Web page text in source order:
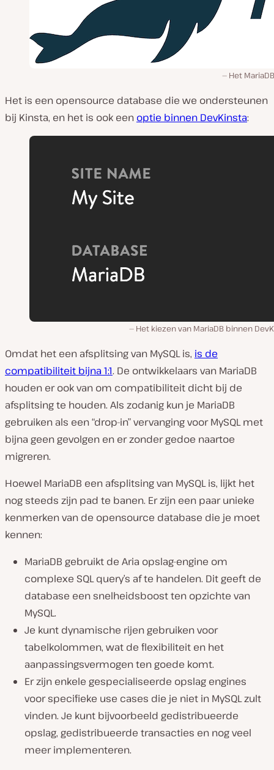
Het
Het is een opensource database die we ondersteunen
bij Kinsta, en het is ook een optie binnen DevKinsta:
Het kiezen van MariaDB binnen
Omdat het een afsplitsing van MySQL is, is de
compatibiliteit bijna 1:1. De ontwikkelaars van MariaDB
houden er ook van om compatibiliteit dicht bij de
afsplitsing te houden. Als zodanig kun je MariaDB
gebruiken als een “drop-in” vervanging voor MySQL met
bijna geen gevolgen en er zonder gedoe naartoe
migreren.
Hoewel MariaDB een afsplitsing van MySQL is, lijkt het
nog steeds zijn pad te banen. Er zijn een paar unieke
kenmerken van de opensource database die je moet
kennen:
MariaDB gebruikt de Aria opslag-engine om
complexe SQL query’s af te handelen. Dit geeft de
database een snelheidsboost ten opzichte van
MySQL.
Je kunt dynamische rijen gebruiken voor
tabelkolommen, wat de flexibiliteit en het
aanpassingsvermogen ten goede komt.
Er zijn enkele gespecialiseerde opslag engines
voor specifieke use cases die je niet in MySQL zult
vinden. Je kunt bijvoorbeeld gedistribueerde
opslag, gedistribueerde transacties en nog veel
meer implementeren.